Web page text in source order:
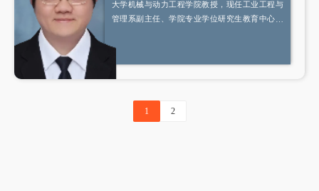
大学机械与动力工程学院教授，现任工业工程与
管理系副主任、学院专业学位研究生教育中心副
也是上海市政府质量奖评审专家、上海市现代设
委员。
1 2